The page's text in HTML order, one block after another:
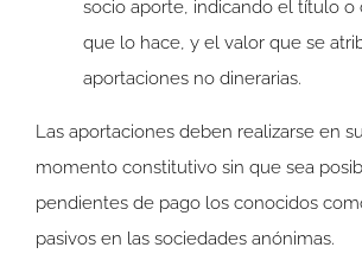
socio aporte, indicando el título o
que lo hace, y el valor que se
aportaciones no dinerarias.
Las aportaciones deben realizarse en
momento constitutivo sin que sea
pendientes de pago los conocidos
pasivos en las sociedades anónimas.